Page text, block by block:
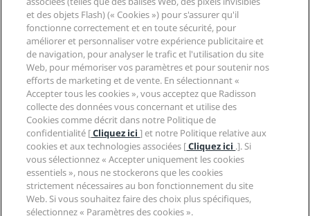
Application Radisson Hotels
Hôtels adaptés aux sportifs
Hôtels adaptés aux Familles
Santé et sécurité
Médias
Carrières RHG
Carrières PPHE
Carrières EHL
The Club by RHG
Opportunités de développement
Entreprise responsable
Approvisionnement
Légal
Centre de confidentialité
Mentions légales
Conditions générales Radisson Rewards
Contrat d’utilisation du site
Accessibilité numérique
Déclaration sur l’esclavage moderne
Aide
Avis aux consommateurs
Contact
FAQ
Plan du site
Médias sociaux
Marques Radisson Hotels
et des objets Flash) (« Cookies ») pour s'assurer qu'il
fonctionne correctement et en toute sécurité, pour
améliorer et personnaliser votre expérience publicitaire et
de navigation, pour analyser le trafic et l'utilisation du site
Web, pour mémoriser vos paramètres et pour soutenir nos
efforts de marketing et de vente. En sélectionnant «
Accepter tous les cookies », vous acceptez que Radisson
collecte des données vous concernant et utilise des
Cookies comme décrit dans notre Politique de
confidentialité [Cliquez ici] et notre Politique relative aux
cookies et aux technologies associées [Cliquez ici .]. Si
vous sélectionnez « Accepter uniquement les cookies
essentiels », nous ne stockerons que les cookies
strictement nécessaires au bon fonctionnement du site
Web. Si vous souhaitez faire des choix plus spécifiques,
sélectionnez « Paramètres des cookies ».